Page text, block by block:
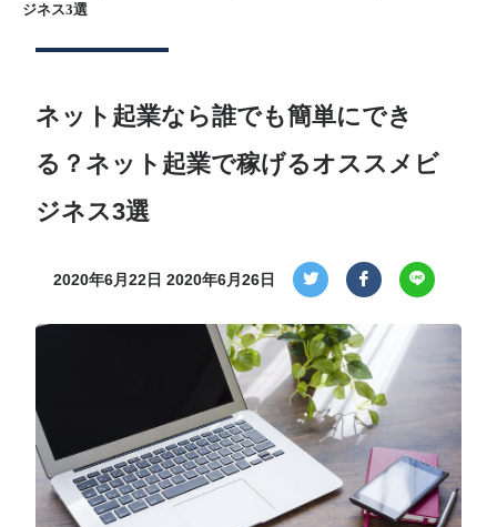
ジネス3選
ネット起業なら誰でも簡単にでき
る？ネット起業で稼げるオススメビ
ジネス3選
2020年6月22日 2020年6月26日